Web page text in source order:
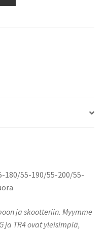
180/55-190/55-200/55-
ja skootteriin. Myymme
ja TR4 ovat yleisimpiä,